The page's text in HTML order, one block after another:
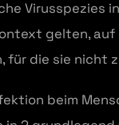
Virusspezies
gelten, auf
für die sie nicht
beim